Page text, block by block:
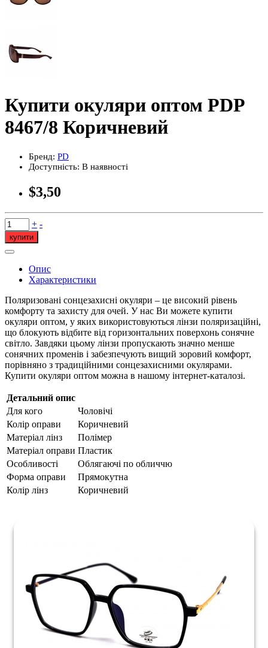
Купити окуляри оптом PDP
8467/8 Коричневий
Бренд: PD
Доступність: В наявності
$3,50
+ -
купити
Опис
Характеристики
Поляризовані сонцезахисні окуляри – це високий рівень
комфорту та захисту для очей. У нас Ви можете купити
окуляри оптом, у яких використовуються лінзи поляризаційні,
що блокують відбите від горизонтальних поверхонь сонячне
світло. Завдяки цьому лінзи пропускають значно менше
сонячних променів і забезпечують вищий зоровий комфорт,
порівняно з традиційними сонцезахисними окулярами.
Купити окуляри оптом можна в нашому інтернет-каталозі.
Детальний опис
Для кого
Чоловічі
Колір оправи
Коричневий
Матеріал лінз
Полімер
Матеріал оправи Пластик
Особливості
Облягаючі по обличчю
Форма оправи
Прямокутна
Колір лінз
Коричневий